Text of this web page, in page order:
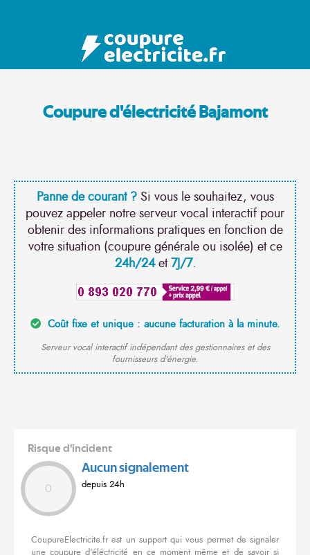
Coupure d'électricité Bajamont
Panne de courant ?Si vous le souhaitez, vous
pouvez appeler notre serveur vocal interactif pour
obtenir des informations pratiques en fonction de
votre situation (coupure générale ou isolée) et ce
24h/24et7J/7.
Coût fixe et unique : aucune facturation à la minute.
Serveur vocal interactif indépendant des gestionnaires et des
fournisseurs d'énergie.
Risque d'incident
0
Aucun signalement
depuis 24h
CoupureElectricite.fr est un support qui vous permet de signaler
une coupure d'éléctricité en ce moment même et de savoir si